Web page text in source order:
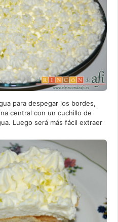
para despegar los bordes,
central con un cuchillo de
Luego será más fácil extraer